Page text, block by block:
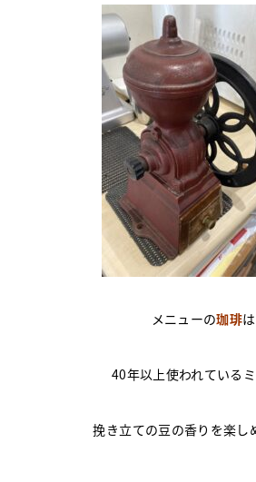
メニューの珈琲は
40年以上使われている
挽き立ての豆の香りを楽し